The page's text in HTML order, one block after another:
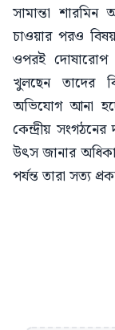
সামান্তা
চাওয়ার পরও
ওপরই দোষারোপ
খুলছেন তাদের
অভিযোগ আনা
কেন্দ্রীয় সংগঠনের
উৎস জানার
পর্যন্ত তারা সত্য